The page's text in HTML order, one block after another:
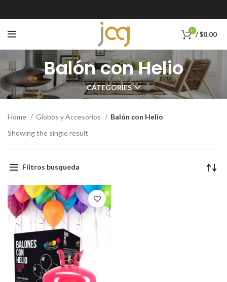
0 /$0.00
Balón con Helio
CATEGORIES
Home Globos y Accesorios
Balón con Helio
Showing the single result
Filtros busqueda